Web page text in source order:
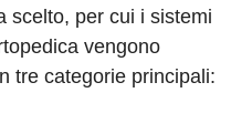
scelto, per cui i sistemi
vengono
tre categorie principali: